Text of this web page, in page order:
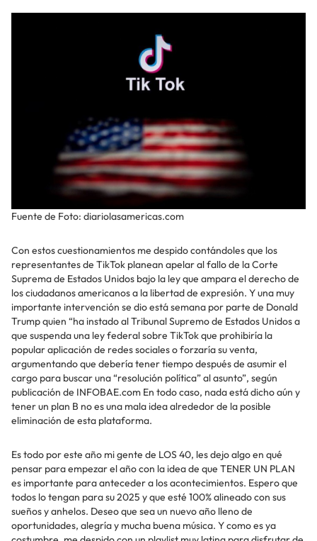
Fuente de Foto: diariolasamericas.com
Con estos cuestionamientos me despido contándoles que los
representantes de TikTok planean apelar al fallo de la Corte
Suprema de Estados Unidos bajo la ley que ampara el derecho de
los ciudadanos americanos a la libertad de expresión. Y una muy
importante intervención se dio está semana por parte de Donald
Trump quien “ha instado al Tribunal Supremo de Estados Unidos a
que suspenda una ley federal sobre TikTok que prohibiría la
popular aplicación de redes sociales o forzaría su venta,
argumentando que debería tener tiempo después de asumir el
cargo para buscar una “resolución política” al asunto”, según
publicación de INFOBAE.com En todo caso, nada está dicho aún y
tener un plan B no es una mala idea alrededor de la posible
eliminación de esta plataforma.
Es todo por este año mi gente de LOS 40, les dejo algo en qué
pensar para empezar el año con la idea de que TENER UN PLAN
es importante para anteceder a los acontecimientos. Espero que
todos lo tengan para su 2025 y que esté 100% alineado con sus
sueños y anhelos. Deseo que sea un nuevo año lleno de
oportunidades, alegría y mucha buena música. Y como es ya